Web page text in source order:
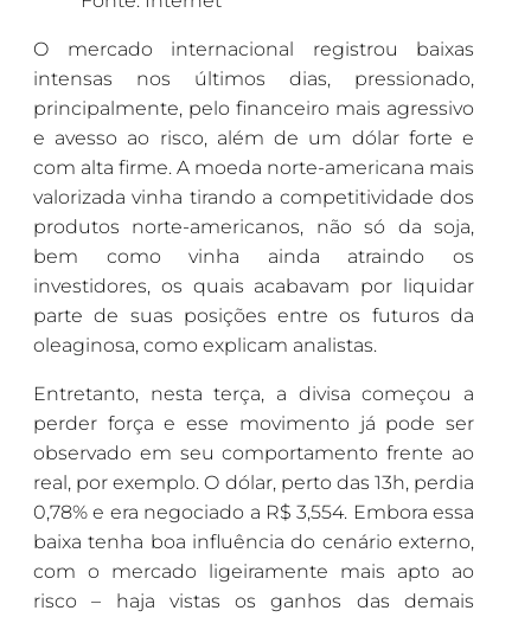
O mercado internacional registrou baixas
intensas nos últimos dias, pressionado,
principalmente, pelo financeiro mais agressivo
e avesso ao risco, além de um dólar forte e
com alta firme. A moeda norte-americana mais
valorizada vinha tirando a competitividade dos
produtos norte-americanos, não só da soja,
bem como vinha ainda atraindo os
investidores, os quais acabavam por liquidar
parte de suas posições entre os futuros da
oleaginosa, como explicam analistas.
Entretanto, nesta terça, a divisa começou a
perder força e esse movimento já pode ser
observado em seu comportamento frente ao
real, por exemplo. O dólar, perto das 13h, perdia
0,78% e era negociado a R$ 3,554. Embora essa
baixa tenha boa influência do cenário externo,
com o mercado ligeiramente mais apto ao
risco – haja vistas os ganhos das demais